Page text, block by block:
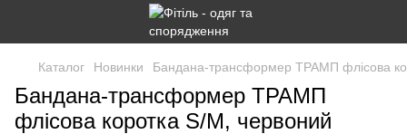
Каталог Новинки Бандана-трансформер ТРАМП флісова
Бандана-трансформер ТРАМП
флісова коротка S/M, червоний